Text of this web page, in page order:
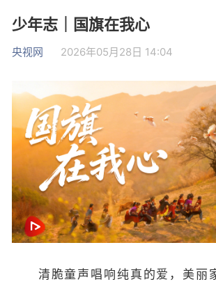
少年志｜国旗在我心
央视网 2026年05月28日 14:04
清脆童声唱响纯真的爱，美丽